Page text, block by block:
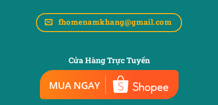
fhomenamkhang@gmail.com
Cửa Hàng Trực Tuyến